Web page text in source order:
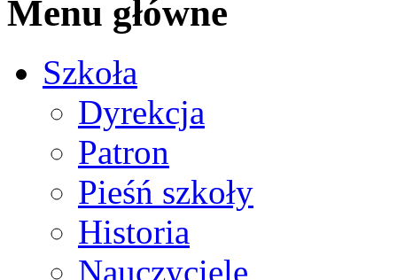
Menu główne
Szkoła
Dyrekcja
Patron
Pieśń szkoły
Historia
Nauczyciele